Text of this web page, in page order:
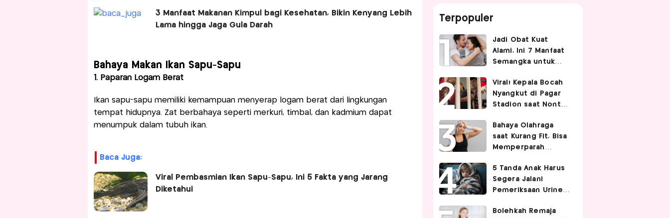
3 Manfaat Makanan Kimpul bagi Kesehatan, Bikin Kenyang Lebih
Lama hingga Jaga Gula Darah
Bahaya Makan Ikan Sapu-Sapu
1. Paparan Logam Berat
Ikan sapu-sapu memiliki kemampuan menyerap logam berat dari lingkungan
tempat hidupnya. Zat berbahaya seperti merkuri, timbal, dan kadmium dapat
menumpuk dalam tubuh ikan.
Baca Juga:
Viral Pembasmian Ikan Sapu-Sapu, Ini 5 Fakta yang Jarang
Diketahui
Terpopuler
Jadi Obat Kuat
Alami, Ini 7 Manfaat
Semangka untuk
Viral! Kepala Bocah
Nyangkut di Pagar
Stadion saat Nonton
Endingnya Kocak
Bahaya Olahraga
saat Kurang Fit, Bisa
Memperparah
5 Tanda Anak Harus
Segera Jalani
Pemeriksaan Urine,
Bolehkah Remaja